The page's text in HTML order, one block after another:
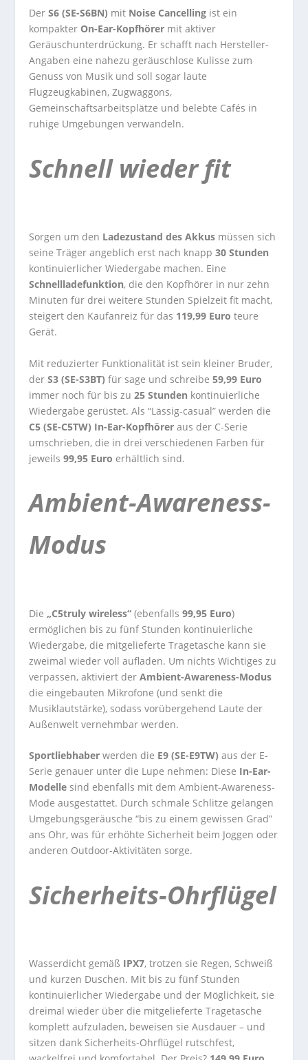
DerS6 (SE-S6BN) mit Noise Cancelling ist ein
kompakter On-Ear-Kopfhörer mit aktiver
Geräuschunterdrückung. Er schafft nach Hersteller-
Angaben eine nahezu geräuschlose Kulisse zum
Genuss von Musik und soll sogar laute
Flugzeugkabinen, Zugwaggons,
Gemeinschaftsarbeitsplätze und belebte Cafés in
ruhige Umgebungen verwandeln.
Schnell wieder fit
Sorgen um den Ladezustand des Akkus müssen sich
seine Träger angeblich erst nach knapp30 Stunden
kontinuierlicher Wiedergabe machen. Eine
Schnellladefunktion, die den Kopfhörer in nur zehn
Minuten für drei weitere Stunden Spielzeit fit macht,
steigert den Kaufanreiz für das 119,99 Euro teure
Gerät.
Mit reduzierter Funktionalität ist sein kleiner Bruder,
derS3 (SE-S3BT)für sage und schreibe59,99 Euro
immer noch für bis zu25 Stunden kontinuierliche
Wiedergabe gerüstet. Als “Lässig-casual” werden die
C5 (SE-C5TW) In-Ear-Kopfhöreraus der C-Serie
umschrieben, die in drei verschiedenen Farben für
jeweils99,95 Euro erhältlich sind.
Ambient-Awareness-
Modus
Die „C5truly wireless“ (ebenfalls 99,95 Euro)
ermöglichen bis zu fünf Stunden kontinuierliche
Wiedergabe, die mitgelieferte Tragetasche kann sie
zweimal wieder voll aufladen. Um nichts Wichtiges zu
verpassen, aktiviert derAmbient-Awareness-Modus
die eingebauten Mikrofone (und senkt die
Musiklautstärke), sodass vorübergehend Laute der
Außenwelt vernehmbar werden.
Sportliebhaber werden die E9 (SE-E9TW) aus der E-
Serie genauer unter die Lupe nehmen: Diese In-Ear-
Modelle sind ebenfalls mit dem Ambient-Awareness-
Mode ausgestattet. Durch schmale Schlitze gelangen
Umgebungsgeräusche “bis zu einem gewissen Grad”
ans Ohr, was für erhöhte Sicherheit beim Joggen oder
anderen Outdoor-Aktivitäten sorge.
Sicherheits-Ohrflügel
Wasserdicht gemäß IPX7, trotzen sie Regen, Schweiß
und kurzen Duschen. Mit bis zu fünf Stunden
kontinuierlicher Wiedergabe und der Möglichkeit, sie
dreimal wieder über die mitgelieferte Tragetasche
komplett aufzuladen, beweisen sie Ausdauer – und
sitzen dank Sicherheits-Ohrflügel rutschfest,